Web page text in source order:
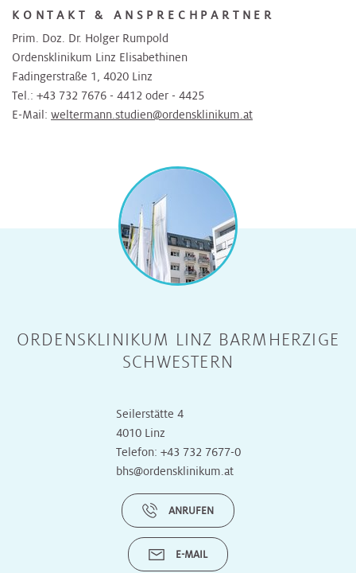
KONTAKT & ANSPRECHPARTNER
Prim. Doz. Dr. Holger Rumpold
Ordensklinikum Linz Elisabethinen
Fadingerstraße 1, 4020 Linz
Tel.: +43 732 7676 - 4412 oder - 4425
E-Mail: weltermann.studien@ordensklinikum.at
ORDENSKLINIKUM LINZ BARMHERZIGE
SCHWESTERN
Seilerstätte 4
4010 Linz
Telefon: +43 732 7677-0
bhs@ordensklinikum.at
ANRUFEN
E-MAIL